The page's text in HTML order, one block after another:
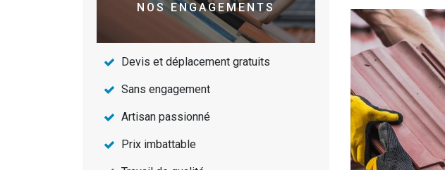
NOS ENGAGEMENTS
Devis et déplacement gratuits
Sans engagement
Artisan passionné
Prix imbattable